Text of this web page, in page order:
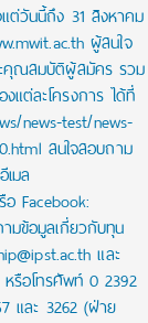
ต่วันนี้ถึง 31 สิงหาคม
ผู้สนใจ
ะคุณสมบัติผู้สมัคร รวม
แต่ละโครงการ ได้ที่
news-test/news-
สนใจสอบถาม
มล
Facebook:
มข้อมูลเกี่ยวกับทุน
และ
หรือโทรศัพท์ 0 2392
และ 3262 (ฝ่าย